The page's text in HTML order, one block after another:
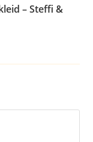
– Steffi &